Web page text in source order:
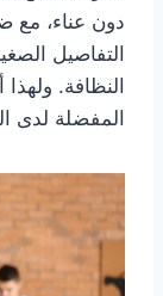
دون عناء، مع
التفاصيل
النظافة.
المفضلة لدى